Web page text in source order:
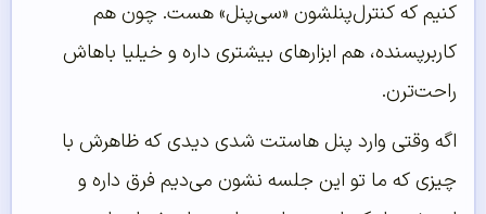
کنیم که کنترل‌پنلشون «سی‌پنل» هست. چون هم
کاربرپسنده، هم ابزارهای بیشتری داره و خیلیا باهاش
راحت‌ترن.
اگه وقتی وارد پنل هاستت شدی دیدی که ظاهرش با
چیزی که ما تو این جلسه نشون می‌دیم فرق داره و